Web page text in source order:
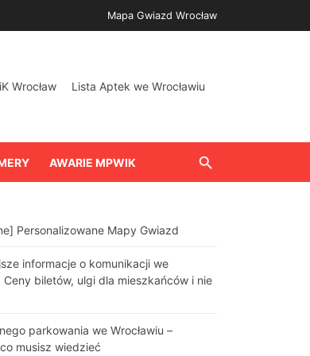
Mapa Gwiazd Wrocław
Wrocław Lista Aptek we Wrocławiu
AWARIE MPWIK
Personalizowane Mapy Gwiazd
informacje o komunikacji we
Ceny biletów, ulgi dla mieszkańców i nie
parkowania we Wrocławiu –
musisz wiedzieć